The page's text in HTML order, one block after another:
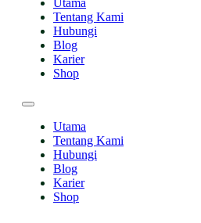
Utama
Tentang Kami
Hubungi
Blog
Karier
Shop
Utama
Tentang Kami
Hubungi
Blog
Karier
Shop